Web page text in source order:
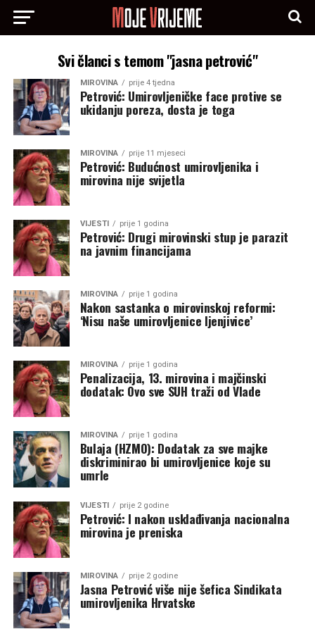
Svi članci s temom "jasna petrović"
MIROVINA prije 4 tjedna
Petrović: Umirovljeničke face protive se
ukidanju poreza, dosta je toga
MIROVINA prije 11 mjeseci
Petrović: Budućnost umirovljenika i
mirovina nije svijetla
VIJESTI prije 1 godina
Petrović: Drugi mirovinski stup je parazit
na javnim financijama
MIROVINA prije 1 godina
Nakon sastanka o mirovinskoj reformi:
‘Nisu naše umirovljenice ljenjivice’
MIROVINA prije 1 godina
Penalizacija, 13. mirovina i majčinski
dodatak: Ovo sve SUH traži od Vlade
MIROVINA prije 1 godina
Bulaja (HZMO): Dodatak za sve majke
diskriminirao bi umirovljenice koje su
umrle
VIJESTI prije 2 godine
Petrović: I nakon usklađivanja nacionalna
mirovina je preniska
MIROVINA prije 2 godine
Jasna Petrović više nije šefica Sindikata
umirovljenika Hrvatske